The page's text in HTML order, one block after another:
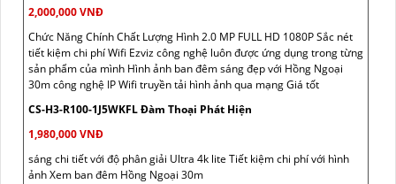
2,000,000 VNĐ
Chức Năng Chính Chất Lượng Hình 2.0 MP FULL HD 1080P Sắc nét
tiết kiệm chi phí Wifi Ezviz công nghệ luôn được ứng dụng trong từng
sản phẩm của mình Hình ảnh ban đêm sáng đẹp với Hồng Ngoại
30m công nghệ IP Wifi truyền tải hình ảnh qua mạng Giá tốt
CS-H3-R100-1J5WKFL Đàm Thoại Phát Hiện
1,980,000 VNĐ
sáng chi tiết với độ phân giải Ultra 4k lite Tiết kiệm chi phí với hình
ảnh Xem ban đêm Hồng Ngoại 30m